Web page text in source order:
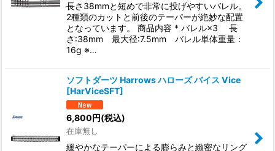
長さ38mmと短めで非常に投げやすいバレル。
2種類のカットと前後のテーパーが絶妙な配置
となっています。 商品内容 * バレル×3 長
さ:38mm 最大径:7.5mm バレル単体重量：
16g ※…
ソフトダーツ Harrows ハローズ バイス Vice
[HarViceSFT]
6,800円(税込)
在庫無し
緩やかなテーパーによる膨らみと緻密なリング